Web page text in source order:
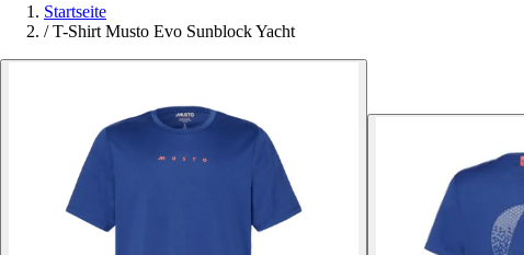
Startseite
/ T-Shirt Musto Evo Sunblock Yacht